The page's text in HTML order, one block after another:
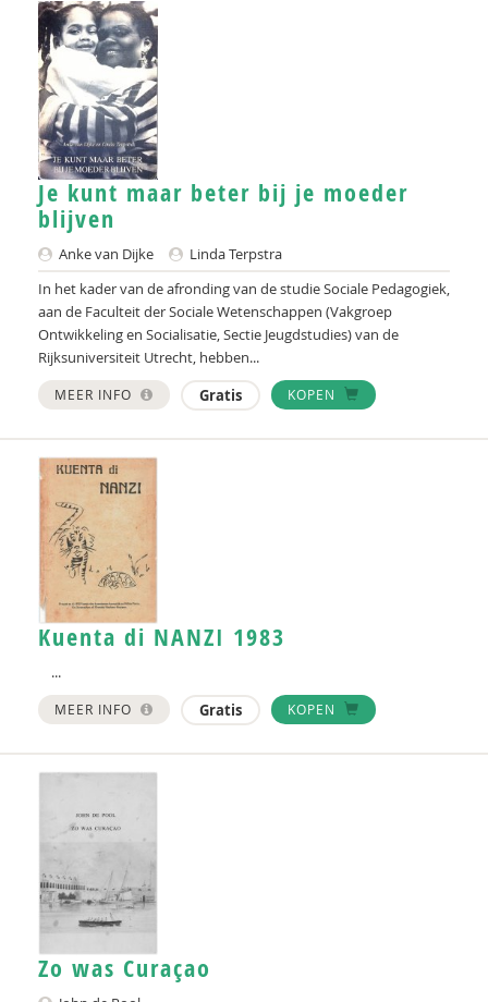
Je kunt maar beter bij je moeder
blijven
Anke van Dijke
Linda Terpstra
In het kader van de afronding van de studie Sociale Pedagogiek,
aan de Faculteit der Sociale Wetenschappen (Vakgroep
Ontwikkeling en Socialisatie, Sectie Jeugdstudies) van de
Rijksuniversiteit Utrecht, hebben...
MEER INFO Gratis KOPEN
Kuenta di NANZI 1983
...
MEER INFO Gratis KOPEN
Zo was Curaçao